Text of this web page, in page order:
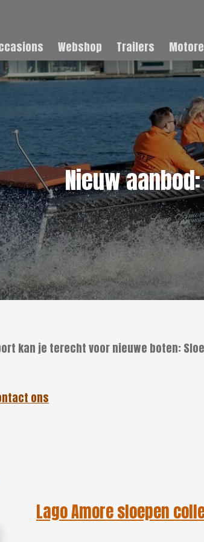
Webshop Trailers
Nieuw
kan je terecht voor nieuwe boten:
ons
Lago Amore sloepen